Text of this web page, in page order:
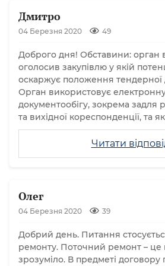
Дмитро
04 Березня 2020 49
Читати
Доброго дня! Обставини: орган
оголосив закупівлю у якій
оскаржує положення тендерної
Орган використовує
документообігу, зокрема задля
та вихідної кореспонденції, та
Олег
04 Березня 2020 39
Добрий день. Питання
ремонту. Поточний ремонт – це
зрозуміло. В предметі договору